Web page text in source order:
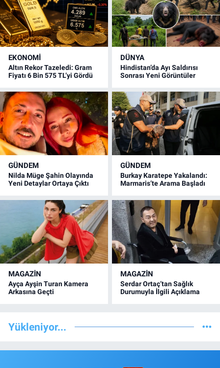
EKONOMİ
Altın Rekor Tazeledi: Gram
Fiyatı 6 Bin 575 TL’yi Gördü
DÜNYA
Hindistan’da Ayı Saldırısı
Sonrası Yeni Görüntüler
GÜNDEM
Nilda Müge Şahin Olayında
Yeni Detaylar Ortaya Çıktı
GÜNDEM
Burkay Karatepe Yakalandı:
Marmaris’te Arama Başladı
MAGAZİN
Ayça Ayşin Turan Kamera
Arkasına Geçti
MAGAZİN
Serdar Ortaç’tan Sağlık
Durumuyla İlgili Açıklama
Yükleniyor...